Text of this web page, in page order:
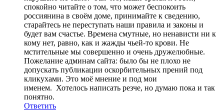
спокойно читайте о том, что может беспокоить
россиянина в своём доме, принимайте к сведению,
старайтесь не переступать наши правила и законы и
будет вам счастье. Времена смутные, но ненависти ни к
кому нет, равно, как и жажды чьей-то крови. Не
мстительные мы совершенно и очень дружелюбные.
Пожелание админам сайта: было бы не плохо не
допускать публикации оскорбительных прений под
кликухами. Это моё мнение и под мои
именем. Хотелось написать резче, но думаю пока и так
понятно.
Ответить